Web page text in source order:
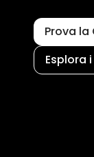
Prova la
Esplora